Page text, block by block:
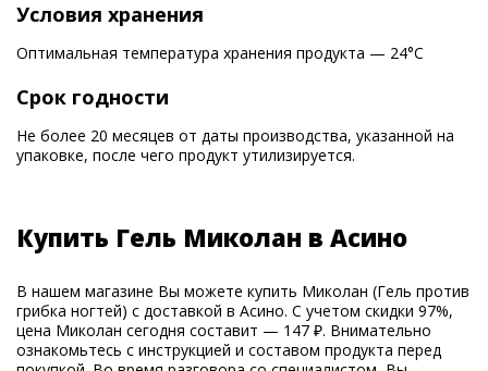
Условия хранения
Оптимальная температура хранения продукта — 24°С
Срок годности
Не более 20 месяцев от даты производства, указанной на
упаковке, после чего продукт утилизируется.
Купить Гель Миколан в Асино
В нашем магазине Вы можете купить Миколан (Гель против
грибка ногтей) с доставкой в Асино. С учетом скидки 97%,
цена Миколан сегодня составит — 147 ₽. Внимательно
ознакомьтесь с инструкцией и составом продукта перед